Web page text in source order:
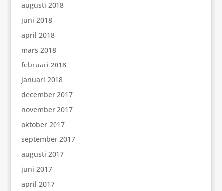
augusti 2018
juni 2018
april 2018
mars 2018
februari 2018
januari 2018
december 2017
november 2017
oktober 2017
september 2017
augusti 2017
juni 2017
april 2017